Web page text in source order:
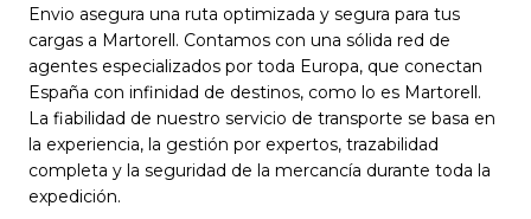
Envio asegura una ruta optimizada y segura para tus
cargas a Martorell. Contamos con una sólida red de
agentes especializados por toda Europa, que conectan
España con infinidad de destinos, como lo es Martorell.
La fiabilidad de nuestro servicio de transporte se basa en
la experiencia, la gestión por expertos, trazabilidad
completa y la seguridad de la mercancía durante toda la
expedición.